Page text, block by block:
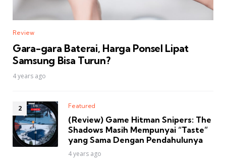
Review
Gara-gara Baterai, Harga Ponsel Lipat
Samsung Bisa Turun?
4 years ago
Featured
(Review) Game Hitman Snipers: The
Shadows Masih Mempunyai “Taste”
yang Sama Dengan Pendahulunya
4 years ago